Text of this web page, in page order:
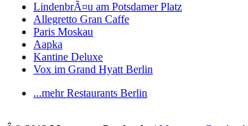
LindenbrÃ¤u am Potsdamer Platz
Allegretto Gran Caffe
Paris Moskau
Aapka
Kantine Deluxe
Vox im Grand Hyatt Berlin
...mehr Restaurants Berlin